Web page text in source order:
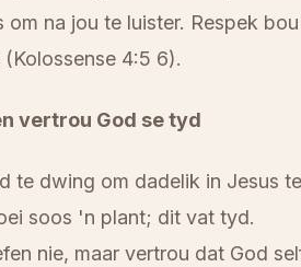
om na jou te luister. Respek bou
4:5 6).
vertrou God se tyd
te dwing om dadelik in Jesus te
soos 'n plant; dit vat tyd.
nie, maar vertrou dat God